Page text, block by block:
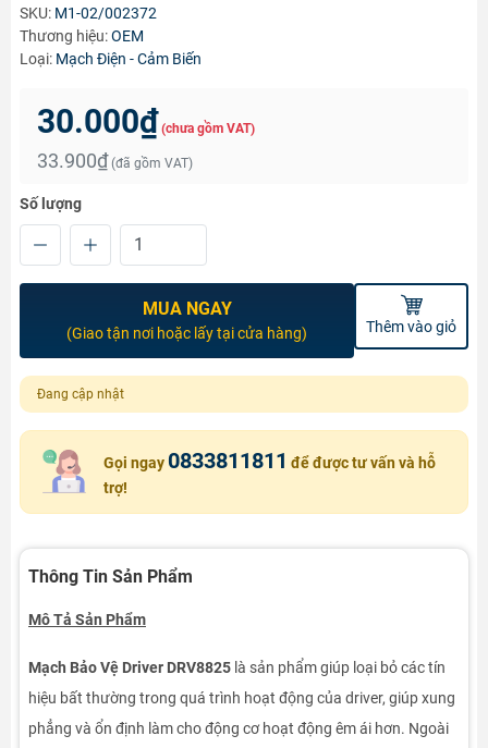
SKU: M1-02/002372
Thương hiệu:OEM
Loại: Mạch Điện - Cảm Biến
30.000₫ (chưa gồm VAT)
33.900₫ (đã gồm VAT)
Số lượng
MUA NGAY
(Giao tận nơi hoặc lấy tại cửa hàng) Thêm vào giỏ
Đang cập nhật
Gọi ngay 0833811811 để được tư vấn và hỗ
trợ!
Thông Tin Sản Phẩm
Mô Tả Sản Phẩm
Mạch Bảo Vệ Driver DRV8825 là sản phẩm giúp loại bỏ các tín
hiệu bất thường trong quá trình hoạt động của driver, giúp xung
phẳng và ổn định làm cho động cơ hoạt động êm ái hơn. Ngoài